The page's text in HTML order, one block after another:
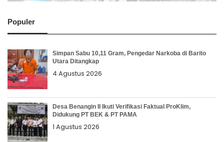
Populer
Simpan Sabu 10,11 Gram, Pengedar Narkoba di Barito
Utara Ditangkap
4 Agustus 2026
Desa Benangin II Ikuti Verifikasi Faktual ProKlim,
Didukung PT BEK & PT PAMA
1 Agustus 2026